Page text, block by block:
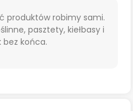
produktów robimy sami.
pasztety, kiełbasy i
końca.